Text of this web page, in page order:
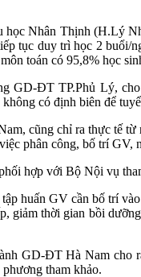
Nhân Thịnh (H.Lý
tục duy trì học 2 buổi/
toán có 95,8% học
GD-ĐT TP.Phủ Lý,
có định biên để
cũng chỉ ra thực tế
phân công, bố trí
hợp với Bộ Nội vụ
huấn GV cần bố trí
giảm thời gian bồi
GD-ĐT Hà Nam cho
tham khảo.